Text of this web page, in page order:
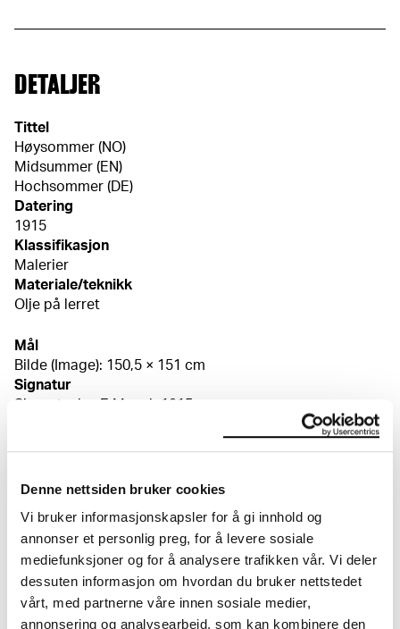
Denne nettsiden bruker cookies
Vi bruker informasjonskapsler for å gi innhold og
annonser et personlig preg, for å levere sosiale
mediefunksjoner og for å analysere trafikken vår. Vi deler
dessuten informasjon om hvordan du bruker nettstedet
vårt, med partnerne våre innen sosiale medier,
annonsering og analysearbeid, som kan kombinere den
DETALJER
Tittel
Høysommer (NO)
Midsummer (EN)
Hochsommer (DE)
Datering
1915
Klassifikasjon
Malerier
Materiale/teknikk
Olje på lerret
Mål
Bilde (Image): 150,5 × 151 cm
Signatur
Signert n.h. «E Munch 1915»
Flaatten, Hans-Martin Frydenberg, Edvard Munch.
Ramme 1910–1914, Vestby kommune 2016, s. 138, 215
Flaatten, Hans-Martin Frydenberg, "Byen, fjorden og
landskapet. Edvard Munchs søken etter stedenes sjel",
Edvard Munch 1863–1944, utst.kat. MM og
Nasjonalmuseet for kunst, arkitektur og design, Oslo
2013, kat.nr. 178, s. 95
Om verkskatalogen